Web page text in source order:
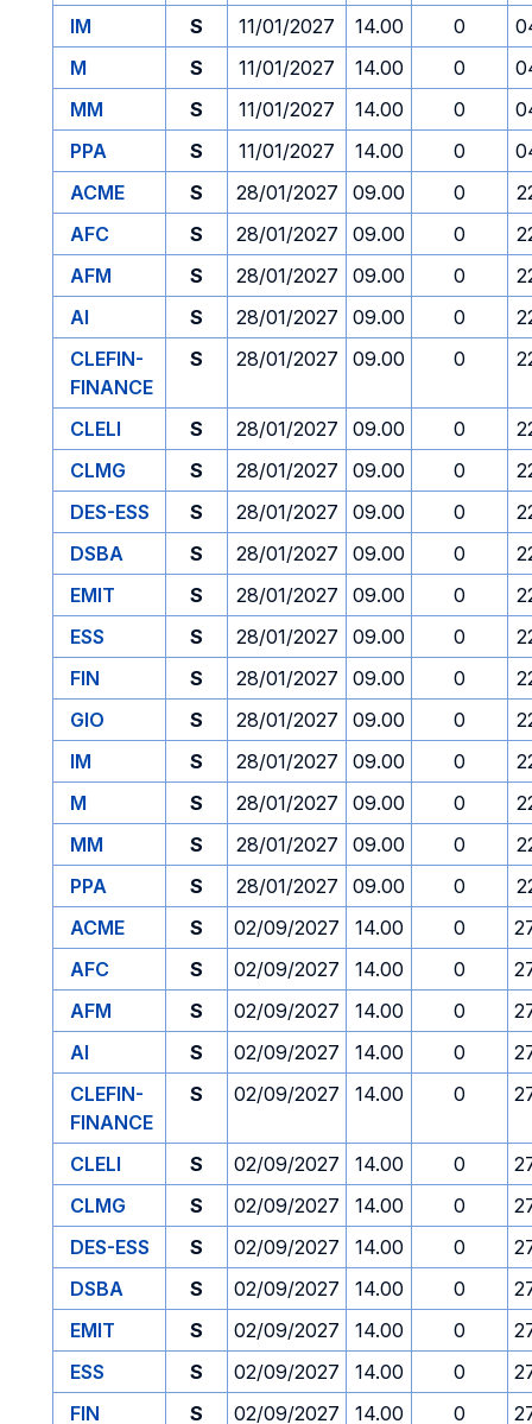
IM
S 11/01/2027 14.00 0
M
S 11/01/2027 14.00 0
MM
S 11/01/2027 14.00 0
PPA
S 11/01/2027 14.00 0
ACME
S 28/01/2027 09.00 0
AFC
S 28/01/2027 09.00 0
AFM
S 28/01/2027 09.00 0
AI
S 28/01/2027 09.00 0
CLEFIN-
FINANCE
S 28/01/2027 09.00 0
CLELI S 28/01/2027 09.00 0
CLMG
S 28/01/2027 09.00 0
DES-ESS
S 28/01/2027 09.00 0
DSBA
S 28/01/2027 09.00 0
EMIT
S 28/01/2027 09.00 0
ESS
S 28/01/2027 09.00 0
FIN
S 28/01/2027 09.00 0
GIO
S 28/01/2027 09.00 0
IM
S 28/01/2027 09.00 0
M
S 28/01/2027 09.00 0
MM
S 28/01/2027 09.00 0
PPA
S 28/01/2027 09.00 0
ACME
S 02/09/2027 14.00 0
AFC
S 02/09/2027 14.00 0
AFM
S 02/09/2027 14.00 0
AI
S 02/09/2027 14.00 0
CLEFIN-
FINANCE
S 02/09/2027 14.00 0
CLELI S 02/09/2027 14.00 0
CLMG
S 02/09/2027 14.00 0
DES-ESS
S 02/09/2027 14.00 0
DSBA
S 02/09/2027 14.00 0
EMIT
S 02/09/2027 14.00 0
ESS
S 02/09/2027 14.00 0
FIN
S 02/09/2027 14.00 0